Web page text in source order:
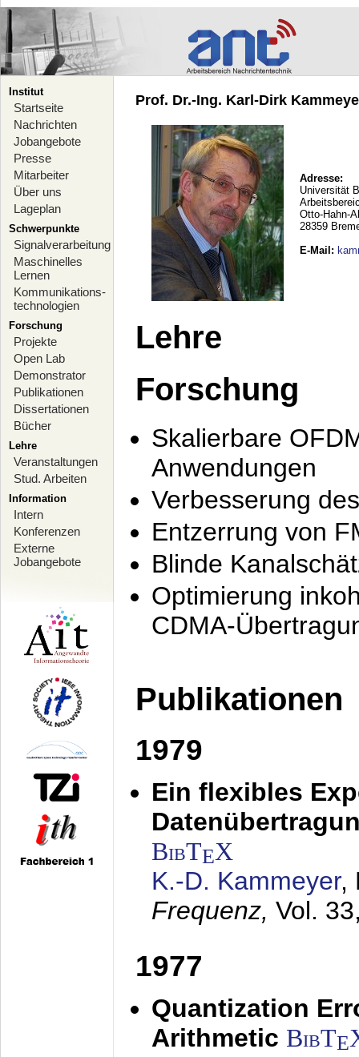
Institut
Startseite
Nachrichten
Jobangebote
Presse
Mitarbeiter
Über uns
Lageplan
Schwerpunkte
Signalverarbeitung
Maschinelles
Lernen
Kommunikations-
technologien
Forschung
Projekte
Open Lab
Demonstrator
Publikationen
Dissertationen
Bücher
Lehre
Veranstaltungen
Stud. Arbeiten
Information
Intern
Konferenzen
Externe
Jobangebote
Prof. Dr.-Ing. Karl-Dirk
Adresse:
Universität
Otto-Hahn-
28359
E-Mail :
Lehre
Forschung
Skalierbare
Anwendungen
Verbesserung
Entzerrung von
Blinde
Optimierung
CDMA-
Publikationen
1979
Ein flexibles
BibTEX
K.-D. Kammeyer,
Frequenz, Vol.
1977
Quantization
Arithmetic BibTE